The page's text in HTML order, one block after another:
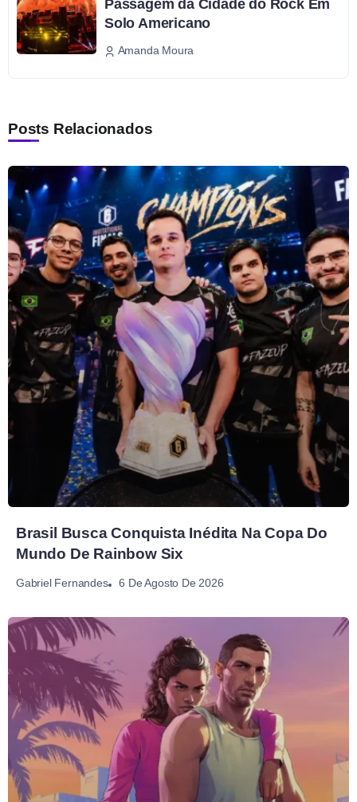
Passagem da Cidade do Rock Em
Solo Americano
Amanda Moura
Posts Relacionados
Brasil Busca Conquista Inédita Na Copa Do
Mundo De Rainbow Six
Gabriel Fernandes 6 De Agosto De 2026